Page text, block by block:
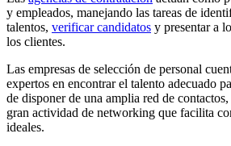
y empleados, manejando las tareas de
talentos, verificar candidatos y presentar a
los clientes.
Las empresas de selección de personal
expertos en encontrar el talento adecuado
de disponer de una amplia red de
gran actividad de networking que facilita
ideales.